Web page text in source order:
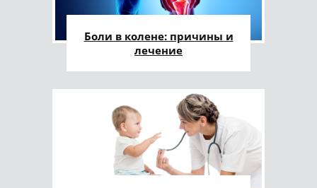
Боли в колене: причины и
лечение